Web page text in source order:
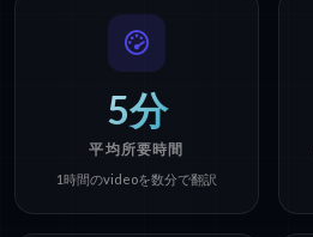
5分
平均所要時間
1時間のvideoを数分で翻訳